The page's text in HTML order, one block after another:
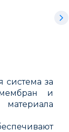
система за
и